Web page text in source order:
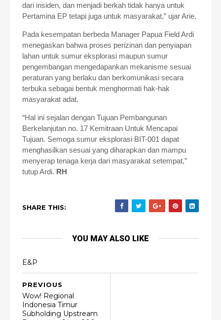
dari insiden, dan menjadi berkah tidak hanya untuk
Pertamina EP tetapi juga untuk masyarakat,” ujar Arie.
Pada kesempatan berbeda Manager Papua Field Ardi
menegaskan bahwa proses perizinan dan penyiapan
lahan untuk sumur eksplorasi maupun sumur
pengembangan mengedapankan mekanisme sesuai
peraturan yang berlaku dan berkomunikasi secara
terbuka sebagai bentuk menghormati hak-hak
masyarakat adat.
“Hal ini sejalan dengan Tujuan Pembangunan
Berkelanjutan no. 17 Kemitraan Untuk Mencapai
Tujuan. Semoga sumur eksplorasi BIT-001 dapat
menghasilkan sesuai yang diharapkan dan mampu
menyerap tenaga kerja dari masyarakat setempat,”
tutup Ardi. RH
SHARE THIS:
YOU MAY ALSO LIKE
E&P
PREVIOUS
Wow! Regional
Indonesia Timur
Subholding Upstream